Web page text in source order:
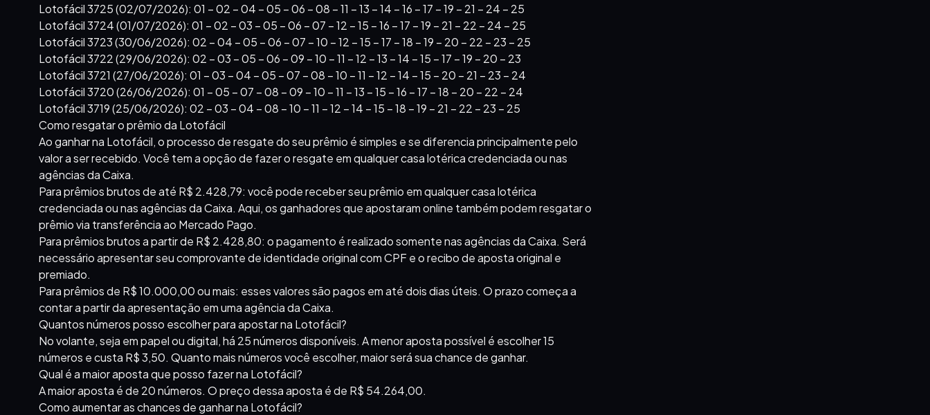
Lotofácil 3725 (02/07/2026): 01 – 02 – 04 – 05 – 06 – 08 – 11 – 13 – 14 – 16 – 17 – 19 – 21 – 24 – 25
Lotofácil 3724 (01/07/2026): 01 – 02 – 03 – 05 – 06 – 07 – 12 – 15 – 16 – 17 – 19 – 21 – 22 – 24 – 25
Lotofácil 3723 (30/06/2026): 02 – 04 – 05 – 06 – 07 – 10 – 12 – 15 – 17 – 18 – 19 – 20 – 22 – 23 – 25
Lotofácil 3722 (29/06/2026): 02 – 03 – 05 – 06 – 09 – 10 – 11 – 12 – 13 – 14 – 15 – 17 – 19 – 20 – 23
Lotofácil 3721 (27/06/2026): 01 – 03 – 04 – 05 – 07 – 08 – 10 – 11 – 12 – 14 – 15 – 20 – 21 – 23 – 24
Lotofácil 3720 (26/06/2026): 01 – 05 – 07 – 08 – 09 – 10 – 11 – 13 – 15 – 16 – 17 – 18 – 20 – 22 – 24
Lotofácil 3719 (25/06/2026): 02 – 03 – 04 – 08 – 10 – 11 – 12 – 14 – 15 – 18 – 19 – 21 – 22 – 23 – 25
Como resgatar o prêmio da Lotofácil
Ao ganhar na Lotofácil, o processo de resgate do seu prêmio é simples e se diferencia principalmente pelo
valor a ser recebido. Você tem a opção de fazer o resgate em qualquer casa lotérica credenciada ou nas
agências da Caixa.
Para prêmios brutos de até R$ 2.428,79: você pode receber seu prêmio em qualquer casa lotérica
credenciada ou nas agências da Caixa. Aqui, os ganhadores que apostaram online também podem resgatar o
prêmio via transferência ao Mercado Pago.
Para prêmios brutos a partir de R$ 2.428,80: o pagamento é realizado somente nas agências da Caixa. Será
necessário apresentar seu comprovante de identidade original com CPF e o recibo de aposta original e
premiado.
Para prêmios de R$ 10.000,00 ou mais: esses valores são pagos em até dois dias úteis. O prazo começa a
contar a partir da apresentação em uma agência da Caixa.
Quantos números posso escolher para apostar na Lotofácil?
No volante, seja em papel ou digital, há 25 números disponíveis. A menor aposta possível é escolher 15
números e custa R$ 3,50. Quanto mais números você escolher, maior será sua chance de ganhar.
Qual é a maior aposta que posso fazer na Lotofácil?
A maior aposta é de 20 números. O preço dessa aposta é de R$ 54.264,00.
Como aumentar as chances de ganhar na Lotofácil?